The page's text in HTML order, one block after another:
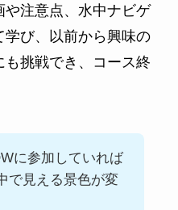
注意点、水中ナビゲ
び、以前から興味の
挑戦でき、コース終
に参加していれば
で見える景色が変